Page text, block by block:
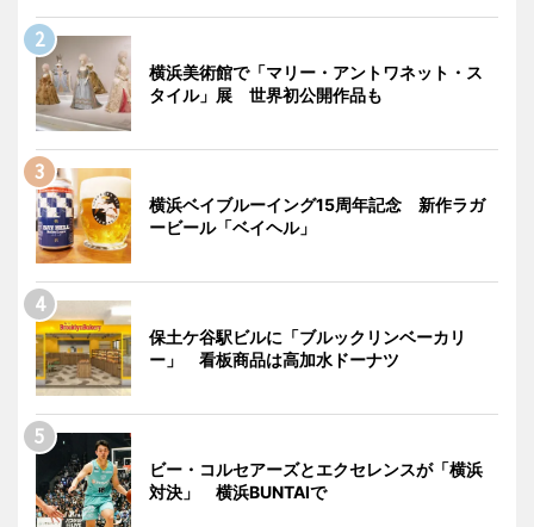
横浜美術館で「マリー・アントワネット・ス
タイル」展 世界初公開作品も
横浜ベイブルーイング15周年記念 新作ラガ
ービール「ベイヘル」
保土ケ谷駅ビルに「ブルックリンベーカリ
ー」 看板商品は高加水ドーナツ
ビー・コルセアーズとエクセレンスが「横浜
対決」 横浜BUNTAIで